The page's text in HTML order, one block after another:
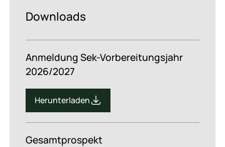
Downloads
Anmeldung Sek-Vorbereitungsjahr
2026/2027
Herunterladen
Herunterladen
Gesamtprospekt